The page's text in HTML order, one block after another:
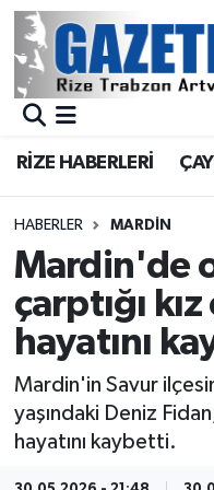
RİZE HABERLERİ
HABERLER MARDIN
Mardin'de
çarptığı
hayatını
Mardin'in Savur
yaşındaki Deniz
hayatını kaybetti.
BÖLGEMİZ
Asayiş
Rize Jandarma
Bilim Teknoloji
Bölge
Advertising news
Merkez Nöbetçi
Merkez Trafik
Süper Lig Puan
Tüm Manşetler
Son Dakika
Haber Arşivi